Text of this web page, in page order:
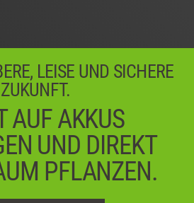
LEISE UND SICHERE
ZUKUNFT.
AUF AKKUS
UND DIREKT
PFLANZEN.